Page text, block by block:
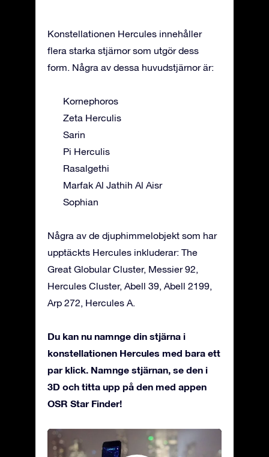
Konstellationen Hercules innehåller
flera starka stjärnor som utgör dess
form. Några av dessa huvudstjärnor är:
Kornephoros
Zeta Herculis
Sarin
Pi Herculis
Rasalgethi
Marfak Al Jathih Al Aisr
Sophian
Några av de djuphimmelobjekt som har
upptäckts Hercules inkluderar: The
Great Globular Cluster, Messier 92,
Hercules Cluster, Abell 39, Abell 2199,
Arp 272, Hercules A.
Du kan nu namnge din stjärna i
konstellationen Hercules med bara ett
par klick. Namnge stjärnan, se den i
3D och titta upp på den med appen
OSR Star Finder!